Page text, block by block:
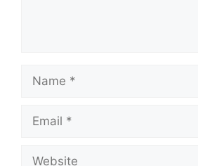
Name
Email
Website